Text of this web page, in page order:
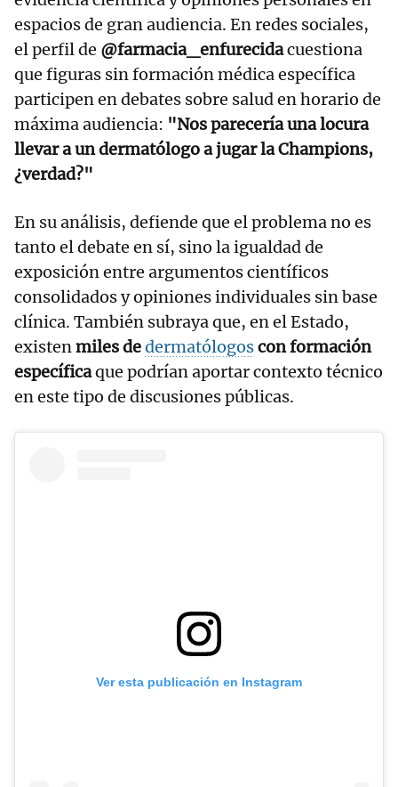
espacios de gran audiencia. En redes sociales,
el perfil de @farmacia_enfurecidacuestiona
que figuras sin formación médica específica
participen en debates sobre salud en horario de
máxima audiencia: "Nos parecería una locura
llevar a un dermatólogo a jugar la Champions,
¿verdad?"
En su análisis, defiende que el problema no es
tanto el debate en sí, sino la igualdad de
exposición entre argumentos científicos
consolidados y opiniones individuales sin base
clínica. También subraya que, en el Estado,
existenmiles dedermatólogoscon formación
específicaque podrían aportar contexto técnico
en este tipo de discusiones públicas.
Ver esta publicación en Instagram